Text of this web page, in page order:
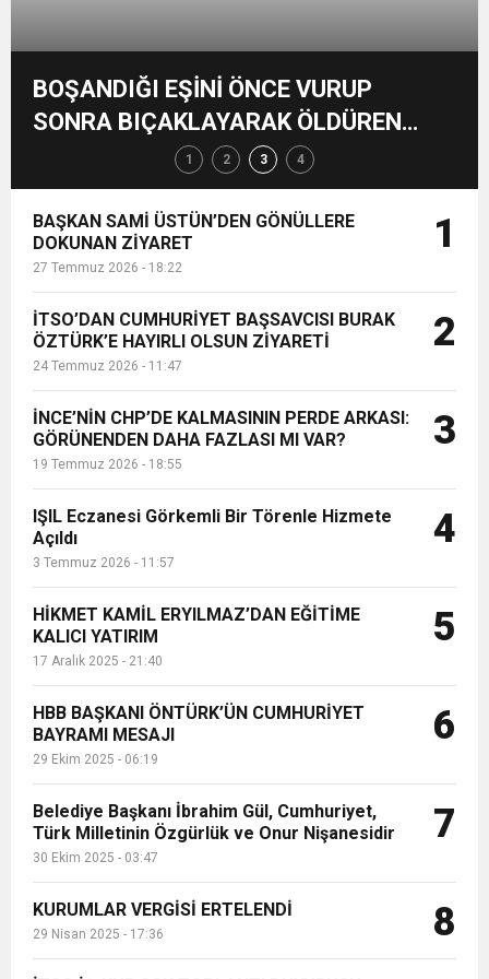
ve Onur Nişanesidir
CUMHURİYET BAYRAMI MESAJI
17:36
1:00 İTSO İŞ-KUR SGK TOPLANTI
CEYLANDERE’DE BAŞKAN EMRAH
KARAÇAY’A SEVGİ SELİ
18:22 BAŞKAN SAMİ ÜSTÜN’DEN
GÖNÜLLERE DOKUNAN ZİYARET
BOŞANDIĞI EŞİNİ ÖNCE VURUP
SONRA BIÇAKLAYARAK ÖLDÜREN
ŞAHIS İLE 7 KİŞİ ADLİYEYE SEVK
EDİLDİ
1 2 3 4
BAŞKAN SAMİ ÜSTÜN’DEN GÖNÜLLERE
DOKUNAN ZİYARET
27 Temmuz 2026 - 18:22
1
İTSO’DAN CUMHURİYET BAŞSAVCISI BURAK
ÖZTÜRK’E HAYIRLI OLSUN ZİYARETİ
24 Temmuz 2026 - 11:47
2
İNCE’NİN CHP’DE KALMASININ PERDE ARKASI:
GÖRÜNENDEN DAHA FAZLASI MI VAR?
19 Temmuz 2026 - 18:55
3
IŞIL Eczanesi Görkemli Bir Törenle Hizmete
Açıldı
3 Temmuz 2026 - 11:57
4
HİKMET KAMİL ERYILMAZ’DAN EĞİTİME
KALICI YATIRIM
17 Aralık 2025 - 21:40
5
HBB BAŞKANI ÖNTÜRK’ÜN CUMHURİYET
BAYRAMI MESAJI
29 Ekim 2025 - 06:19
6
Belediye Başkanı İbrahim Gül, Cumhuriyet,
Türk Milletinin Özgürlük ve Onur Nişanesidir
30 Ekim 2025 - 03:47
7
KURUMLAR VERGİSİ ERTELENDİ
29 Nisan 2025 - 17:36 8